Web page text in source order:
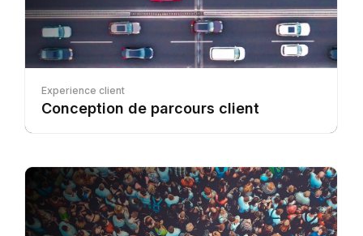
Experience client
Conception de parcours client